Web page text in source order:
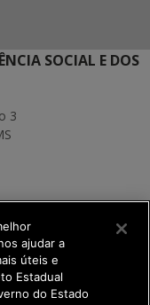
SOCIAL E DOS
3
ajudar a
úteis e
Estadual
do Estado